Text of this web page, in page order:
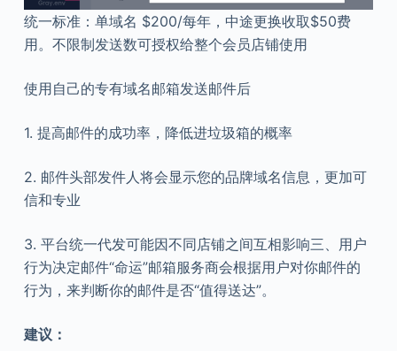
统一标准：单域名 $200/每年，中途更换收取$50费
用。不限制发送数可授权给整个会员店铺使用
使用自己的专有域名邮箱发送邮件后
1. 提高邮件的成功率，降低进垃圾箱的概率
2. 邮件头部发件人将会显示您的品牌域名信息，更加可
信和专业
3. 平台统一代发可能因不同店铺之间互相影响三、用户
行为决定邮件“命运”邮箱服务商会根据用户对你邮件的
行为，来判断你的邮件是否“值得送达”。
建议：